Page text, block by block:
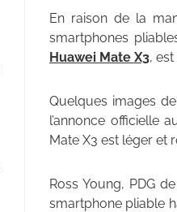
En raison de la
smartphones
Huawei Mate X3,
Quelques images
l’annonce officielle
Mate X3 est léger et
Ross Young, PDG
smartphone pliable